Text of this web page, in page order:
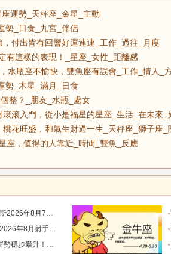
運勢_天秤座_金星_主動
勢_日食_九宮_伴侶
付出皆有回響好運連連_工作_過往_月度
有這樣的表現！_星座_女性_距離感
水瓶座不愉快，雙魚座有誤會_工作_情人_
勢_木星_滿月_日食
整？_朋友_水瓶_處女
滾入門，從小是福星的星座_生活_在未來_
花旺盛，和氣生財過一生_天秤座_獅子座_
座，值得的人靠近_時間_雙魚_反應
二星座運勢_天秤座_金星_主動
座月度運勢_日食_九宮_伴侶
付出皆有回響好運連連_工作_過往_月度